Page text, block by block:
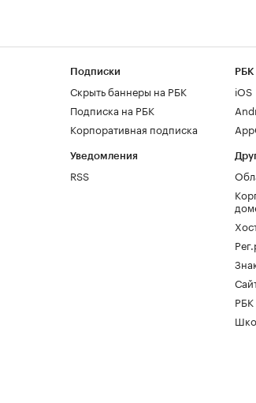
Подписки
Скрыть баннеры на РБК
Подписка на РБК
Корпоративная подписка
Уведомления
RSS
РБК
iOS